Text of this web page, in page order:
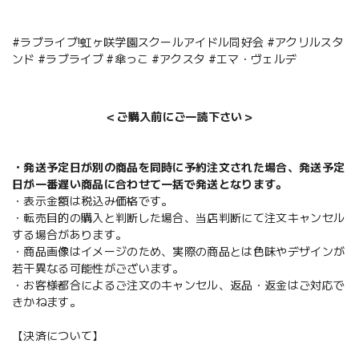
#ラブライブ!虹ヶ咲学園スクールアイドル同好会 #アクリルスタ
ンド #ラブライブ #傘っこ #アクスタ #エマ・ヴェルデ
＜ご購入前にご一読下さい＞
・発送予定日が別の商品を同時に予約注文された場合、発送予定
日が一番遅い商品に合わせて一括で発送となります。
・表示金額は税込み価格です。
・転売目的の購入と判断した場合、当店判断にて注文キャンセル
する場合があります。
・商品画像はイメージのため、実際の商品とは色味やデザインが
若干異なる可能性がございます。
・お客様都合によるご注文のキャンセル、返品・返金はご対応で
きかねます。
【決済について】